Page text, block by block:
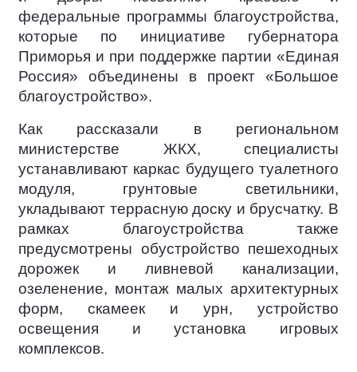
федеральные программы благоустройства,
которые по инициативе губернатора
Приморья и при поддержке партии «Единая
Россия» объединены в проект «Большое
благоустройство».
Как рассказали в региональном
министерстве ЖКХ, специалисты
устанавливают каркас будущего туалетного
модуля, грунтовые светильники,
укладывают террасную доску и брусчатку. В
рамках благоустройства также
предусмотрены обустройство пешеходных
дорожек и ливневой канализации,
озеленение, монтаж малых архитектурных
форм, скамеек и урн, устройство
освещения и установка игровых
комплексов.